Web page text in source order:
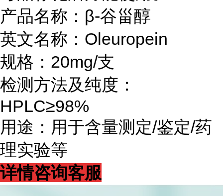
产品名称：β-谷甾醇
英文名称：Oleuropein
规格：20mg/支
检测方法及纯度：
HPLC≥98%
用途：用于含量测定/鉴定/药
理实验等
详情咨询客服